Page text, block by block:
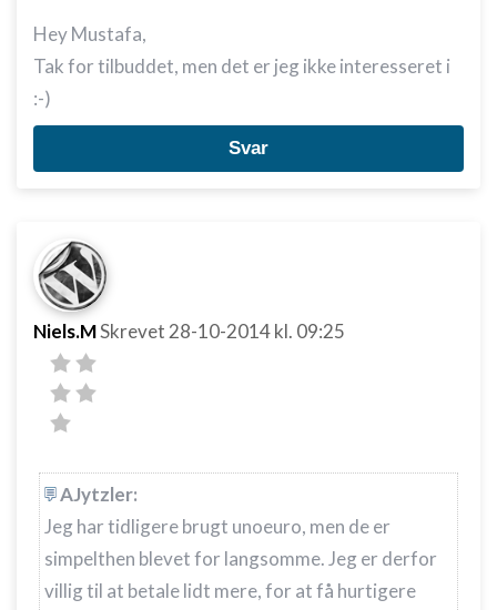
Hey Mustafa,
Tak for tilbuddet, men det er jeg ikke interesseret i
:-)
Svar
Niels.MSkrevet 28-10-2014kl. 09:25
AJytzler:
Jeg har tidligere brugt unoeuro, men de er
simpelthen blevet for langsomme. Jeg er derfor
villig til at betale lidt mere, for at få hurtigere